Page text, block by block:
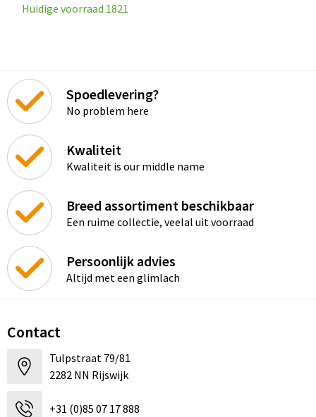
Huidige voorraad 1821
Spoedlevering?
No problem here
Kwaliteit
Kwaliteit is our middle name
Breed assortiment beschikbaar
Een ruime collectie, veelal uit voorraad
Persoonlijk advies
Altijd met een glimlach
Contact
Tulpstraat 79/81
2282 NN Rijswijk
+31 (0)85 07 17 888